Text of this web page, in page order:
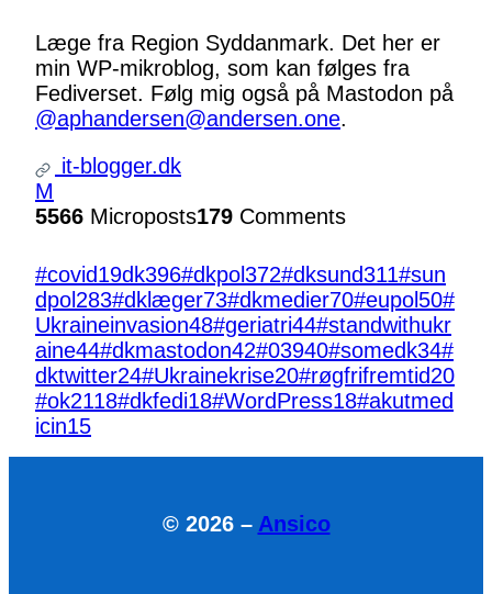
Læge fra Region Syddanmark. Det her er
min WP-mikroblog, som kan følges fra
Fediverset. Følg mig også på Mastodon på
@aphandersen@andersen.one.
it-blogger.dk
M
5566 Microposts179 Comments
#covid19dk396#dkpol372#dksund311#sun
dpol 283#dklæger73#dkmedier70#eupol 50#
Ukraineinvasion48#geriatri44#standwithukr
aine44#dkmastodon42#03940#somedk34#
dktwitter24#Ukrainekrise20#røgfrifremtid20
#ok2118#dkfedi18#WordPress18#akutmed
icin15
© 2026 – Ansico